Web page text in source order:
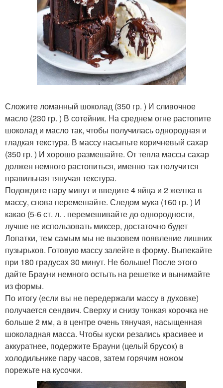
Сложите ломанный шоколад (350 гр. ) И сливочное
масло (230 гр. ) В сотейник. На среднем огне растопите
шоколад и масло так, чтобы получилась однородная и
гладкая текстура. В массу насыпьте коричневый сахар
(350 гр. ) И хорошо размешайте. От тепла массы сахар
должен немного растопиться, именно так получится
правильная тянучая текстура.
Подождите пару минут и введите 4 яйца и 2 желтка в
массу, снова перемешайте. Следом мука (160 гр. ) И
какао (5-6 ст. л. . перемешивайте до однородности,
лучше не использовать миксер, достаточно будет
Лопатки, тем самым мы не вызовем появление лишних
пузырьков. Готовую массу залейте в форму. Выпекайте
при 180 градусах 30 минут. Не больше! После этого
дайте Брауни немного остыть на решетке и вынимайте
из формы.
По итогу (если вы не передержали массу в духовке)
получается сендвич. Сверху и снизу тонкая корочка не
больше 2 мм, а в центре очень тянучая, насыщенная
шоколадная масса. Чтобы куски резались красивее и
аккуратнее, подержите Брауни (целый брусок) в
холодильнике пару часов, затем горячим ножом
порежьте на кусочки.